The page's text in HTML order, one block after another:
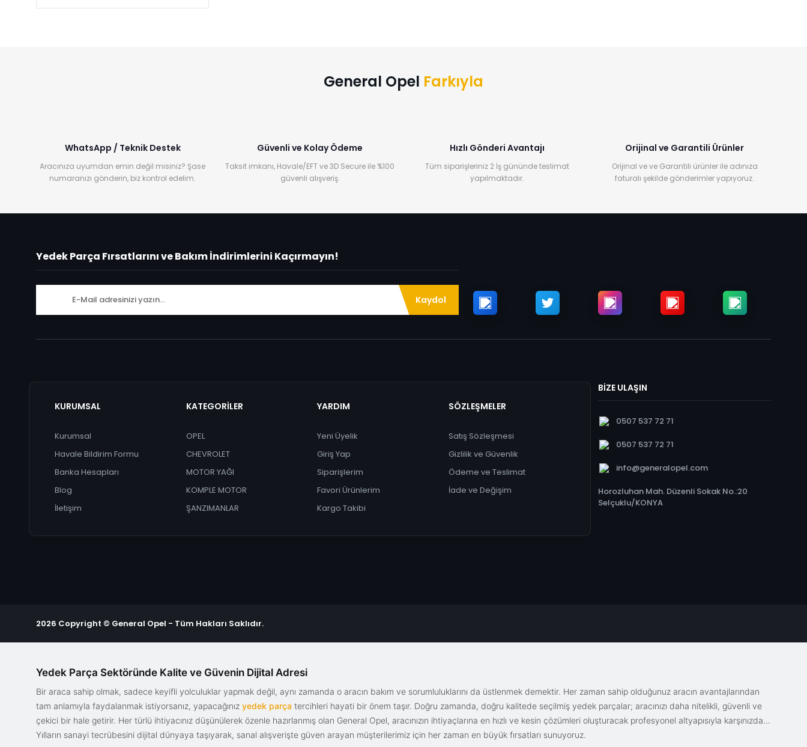
General Opel Farkıyla
WhatsApp / Teknik Destek
Aracınıza uyumdan emin değil misiniz? Şase
numaranızı gönderin, biz kontrol edelim.
Güvenli ve Kolay Ödeme
Taksit imkanı, Havale/EFT ve 3D Secure ile %100
güvenli alışveriş.
Hızlı Gönderi Avantajı
Tüm siparişleriniz 2 İş gününde teslimat
yapılmaktadır.
Orijinal ve Garantili Ürünler
Orijinal ve ve Garantili ürünler ile adınıza
faturalı şekilde gönderimler yapıyoruz.
Yedek Parça Fırsatlarını ve Bakım İndirimlerini Kaçırmayın!
Kaydol
KURUMSAL
Kurumsal
Havale Bildirim Formu
Banka Hesapları
Blog
İletişim
KATEGORİLER
OPEL
CHEVROLET
MOTOR YAĞI
KOMPLE MOTOR
ŞANZIMANLAR
YARDIM
Yeni Üyelik
Giriş Yap
Siparişlerim
Favori Ürünlerim
Kargo Takibi
SÖZLEŞMELER
Satış Sözleşmesi
Gizlilik ve Güvenlik
Ödeme ve Teslimat
İade ve Değişim
BİZE ULAŞIN
0507 537 72 71
0507 537 72 71
info@generalopel.com
Horozluhan Mah. Düzenli Sokak No.:20
Selçuklu/KONYA
2026 Copyright © General Opel - Tüm Hakları Saklıdır.
Yedek Parça Sektöründe Kalite ve Güvenin Dijital Adresi
Bir araca sahip olmak, sadece keyifli yolculuklar yapmak değil, aynı zamanda o aracın bakım ve sorumluluklarını da üstlenmek demektir. Her zaman sahip olduğunuz aracın avantajlarından
tam anlamıyla faydalanmak istiyorsanız, yapacağınız yedek parça tercihleri hayati bir önem taşır. Doğru zamanda, doğru kalitede seçilmiş yedek parçalar; aracınızı daha nitelikli, güvenli ve
çekici bir hale getirir. Her türlü ihtiyacınız düşünülerek özenle hazırlanmış olan General Opel, aracınızın ihtiyaçlarına en hızlı ve kesin çözümleri oluşturacak profesyonel altyapısıyla karşınızda.
Yılların sanayi tecrübesini dijital dünyaya taşıyarak, sanal alışverişte güven arayan müşterilerimiz için her zaman en büyük fırsatları sunuyoruz.